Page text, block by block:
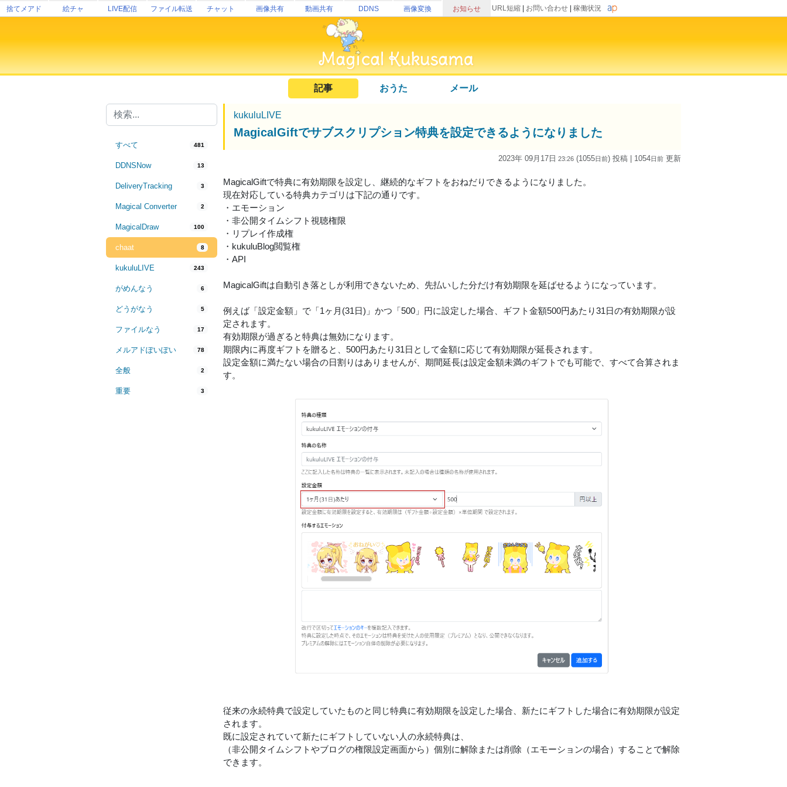
捨てメアド 絵チャ LIVE配信 ファイル転送 チャット 画像共有 動画共有 DDNS 画像変換 お知らせ URL短縮 お問い合わせ 稼働状況
記事 おうた メール
すべて 481
DDNSNow 13
DeliveryTracking 3
Magical Converter 2
MagicalDraw 100
chaat 8
kukuluLIVE 243
がめんなう 6
どうがなう 5
ファイルなう 17
メルアドぽいぽい 78
全般 2
重要 3
kukuluLIVE
MagicalGiftでサブスクリプション特典を設定できるようになりました
2023年 09月17日 23:26 (1055日前) 投稿 | 1054日前 更新
MagicalGiftで特典に有効期限を設定し、継続的なギフトをおねだりできるようになりました。
現在対応している特典カテゴリは下記の通りです。
・エモーション
・非公開タイムシフト視聴権限
・リプレイ作成権
・kukuluBlog閲覧権
・API
MagicalGiftは自動引き落としが利用できないため、先払いした分だけ有効期限を延ばせるようになっています。
例えば「設定金額」で「1ヶ月(31日)」かつ「500」円に設定した場合、ギフト金額500円あたり31日の有効期限が設
定されます。
有効期限が過ぎると特典は無効になります。
期限内に再度ギフトを贈ると、500円あたり31日として金額に応じて有効期限が延長されます。
設定金額に満たない場合の日割りはありませんが、期間延長は設定金額未満のギフトでも可能で、すべて合算されま
す。
従来の永続特典で設定していたものと同じ特典に有効期限を設定した場合、新たにギフトした場合に有効期限が設定
されます。
既に設定されていて新たにギフトしていない人の永続特典は、
（非公開タイムシフトやブログの権限設定画面から）個別に解除または削除（エモーションの場合）することで解除
できます。